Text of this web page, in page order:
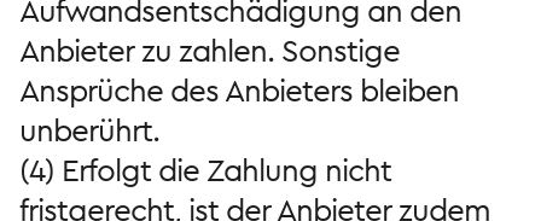
Aufwandsentschädigung an den
Anbieter zu zahlen. Sonstige
Ansprüche des Anbieters bleiben
unberührt.
(4) Erfolgt die Zahlung nicht
fristgerecht, ist der Anbieter zudem